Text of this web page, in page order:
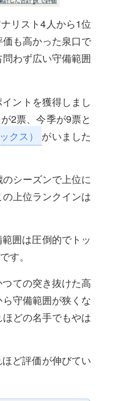
リスト4人から1位
も高かった泉口で
わず広い守備範囲
ントを獲得しまし
2票、今季が9票と
クス）
がいました
シーズンで上位に
上位ランクインは
囲は圧倒的でトッ
す。
ての突き抜けた高
守備範囲が狭くな
どの名手でもやは
ど評価が伸びてい